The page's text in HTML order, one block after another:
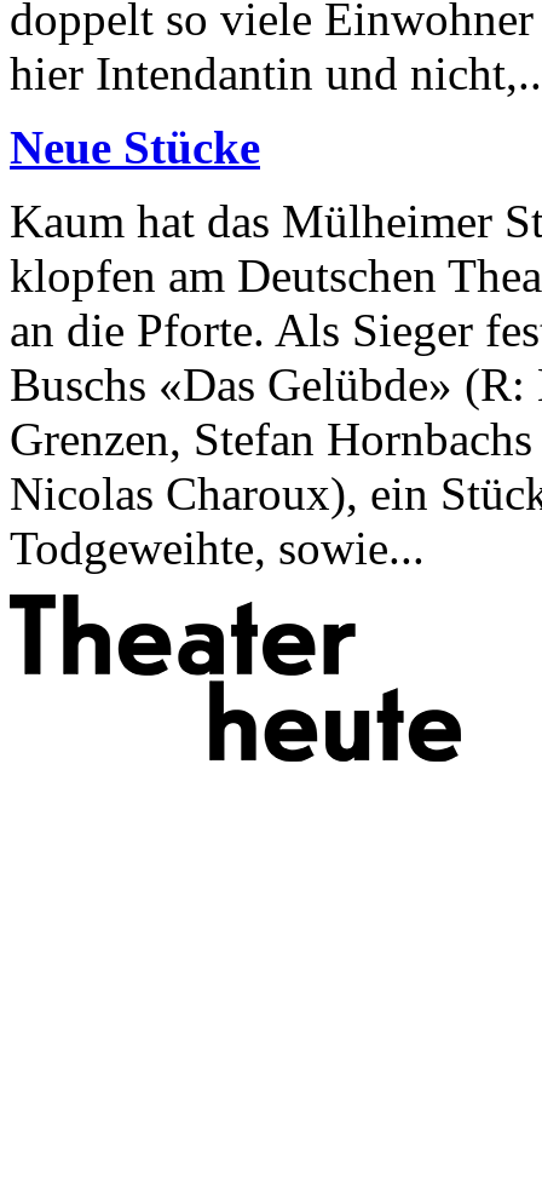
doppelt so viele
hier Intendantin und
Neue Stücke
Kaum hat das Mülheimer
klopfen am Deutschen
an die Pforte. Als Sieger
Buschs «Das Gelübde»
Grenzen, Stefan
Nicolas Charoux), ein
Todgeweihte, sowie...